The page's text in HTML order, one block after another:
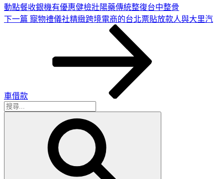
動點餐收銀機有優惠健檢壯陽藥傳統整復台中整骨
下
下一篇 寵物禮儀社精緻跨境電商的台北票貼放款人與大里汽
車借款
搜